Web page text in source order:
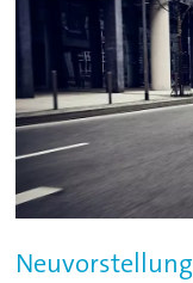
Neuvorstellung